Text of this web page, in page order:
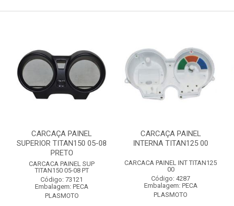
CARCAÇA PAINEL
SUPERIOR TITAN150 05-08
PRETO
CARCACA PAINEL SUP
TITAN150 05-08 PT
Código: 73121
Embalagem: PECA
PLASMOTO
CARCAÇA PAINEL
INTERNA TITAN125 00
CARCACA PAINEL INT TITAN125
00
Código: 4287
Embalagem: PECA
PLASMOTO